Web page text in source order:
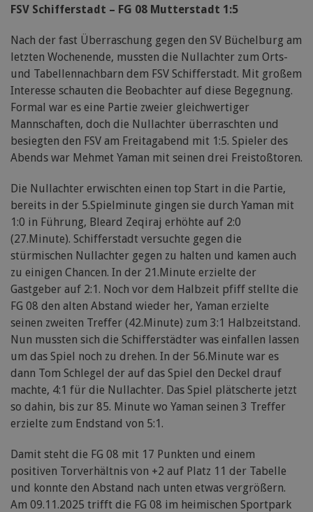
FSV Schifferstadt – FG 08 Mutterstadt 1:5
Nach der fast Überraschung gegen den SV Büchelburg am
letzten Wochenende, mussten die Nullachter zum Orts-
und Tabellennachbarn dem FSV Schifferstadt. Mit großem
Interesse schauten die Beobachter auf diese Begegnung.
Formal war es eine Partie zweier gleichwertiger
Mannschaften, doch die Nullachter überraschten und
besiegten den FSV am Freitagabend mit 1:5. Spieler des
Abends war Mehmet Yaman mit seinen drei Freistoßtoren.
Die Nullachter erwischten einen top Start in die Partie,
bereits in der 5.Spielminute gingen sie durch Yaman mit
1:0 in Führung, Bleard Zeqiraj erhöhte auf 2:0
(27.Minute). Schifferstadt versuchte gegen die
stürmischen Nullachter gegen zu halten und kamen auch
zu einigen Chancen. In der 21.Minute erzielte der
Gastgeber auf 2:1. Noch vor dem Halbzeit pfiff stellte die
FG 08 den alten Abstand wieder her, Yaman erzielte
seinen zweiten Treffer (42.Minute) zum 3:1 Halbzeitstand.
Nun mussten sich die Schifferstädter was einfallen lassen
um das Spiel noch zu drehen. In der 56.Minute war es
dann Tom Schlegel der auf das Spiel den Deckel drauf
machte, 4:1 für die Nullachter. Das Spiel plätscherte jetzt
so dahin, bis zur 85. Minute wo Yaman seinen 3 Treffer
erzielte zum Endstand von 5:1.
Damit steht die FG 08 mit 17 Punkten und einem
positiven Torverhältnis von +2 auf Platz 11 der Tabelle
und konnte den Abstand nach unten etwas vergrößern.
Am 09.11.2025 trifft die FG 08 im heimischen Sportpark